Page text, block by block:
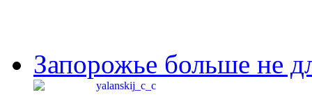
Запорожье больше не